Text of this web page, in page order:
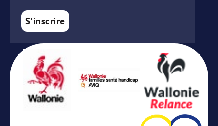
S'inscrire
Avec le soutien de ...